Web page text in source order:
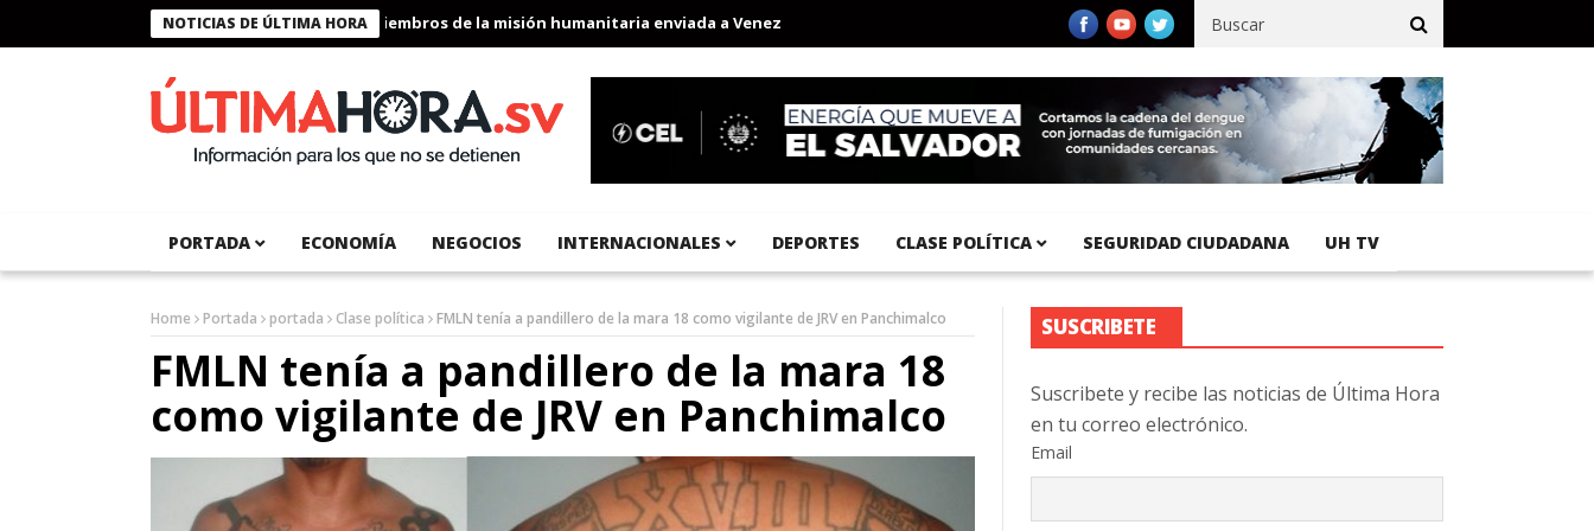
NOTICIAS DE ÚLTIMA HORA
Presidente Bukele condecora a miembros de la misión humanitaria enviada a Venezuela Aeropuerto Internacional del Pacífico registra 92 % de avance en obras de terracería
PORTADA ECONOMÍA NEGOCIOS INTERNACIONALES DEPORTES CLASE POLÍTICA SEGURIDAD CIUDADANA UH TV
Home Portada portada Clase política FMLN tenía a pandillero de la mara 18 como vigilante de JRV en Panchimalco
FMLN tenía a pandillero de la mara 18
como vigilante de JRV en Panchimalco
SUSCRIBETE
Suscribete y recibe las noticias de Última Hora
en tu correo electrónico.
Email